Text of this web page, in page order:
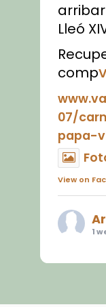
Lleó
comp
07/
papa-
View on
1